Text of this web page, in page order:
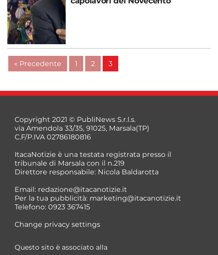
« Precedente 1 2 3
Copyright 2021 © PubliNews S.r.l.s.
via Amendola 33/35, 91025, Marsala(TP)
C.F/P.IVA 02786180816
ItacaNotizie è una testata registrata presso il
tribunale di Marsala con il n.219
Direttore responsabile: Nicola Baldarotta
Email: redazione@itacanotizie.it
Per la tua pubblicità: marketing@itacanotizie.it
Telefono: 0923 367415
Change privacy settings
Questo sito è associato alla